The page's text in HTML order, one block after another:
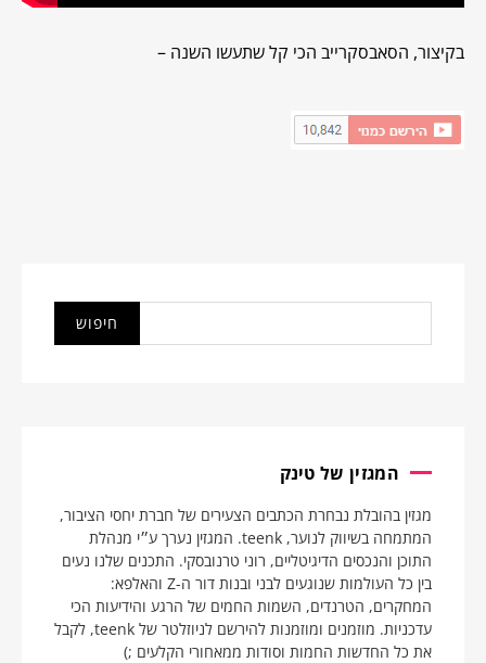
בקיצור, הסאבסקרייב הכי קל שתעשו השנה –
המגזין של טינק
מגזין בהובלת נבחרת הכתבים הצעירים של חברת יחסי הציבור,
המתמחה בשיווק לנוער, teenk. המגזין נערך ע״י מנהלת
התוכן והנכסים הדיגיטליים, רוני טרנובסקי. התכנים שלנו נעים
בין כל העולמות שנוגעים לבני ובנות דור ה-Z והאלפא:
המחקרים, הטרנדים, השמות החמים של הרגע והידיעות הכי
עדכניות. מוזמנים ומוזמנות להירשם לניוזלטר של teenk, לקבל
את כל החדשות החמות וסודות ממאחורי הקלעים ;)